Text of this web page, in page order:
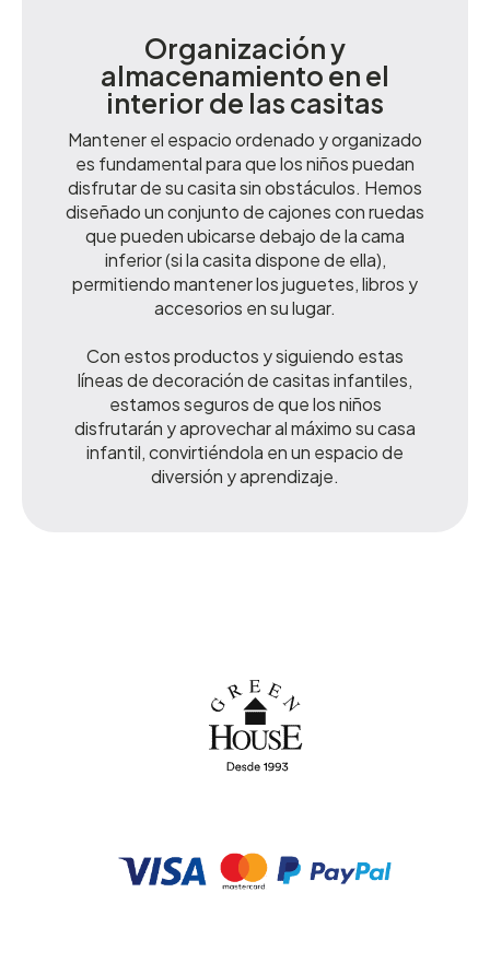
Organización y
almacenamiento en el
interior de las casitas
Mantener el espacio ordenado y organizado
es fundamental para que los niños puedan
disfrutar de su casita sin obstáculos. Hemos
diseñado un conjunto de cajones con ruedas
que pueden ubicarse debajo de la cama
inferior (si la casita dispone de ella),
permitiendo mantener los juguetes, libros y
accesorios en su lugar.
Con estos productos y siguiendo estas
líneas de decoración de casitas infantiles,
estamos seguros de que los niños
disfrutarán y aprovechar al máximo su casa
infantil, convirtiéndola en un espacio de
diversión y aprendizaje.